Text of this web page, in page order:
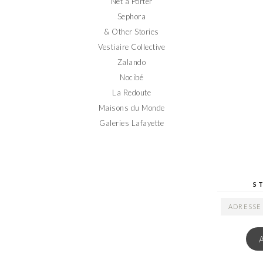
Sephora
& Other Stories
Vestiaire Collective
Zalando
Nocibé
La Redoute
Maisons du Monde
Galeries Lafayette
ADRESSE